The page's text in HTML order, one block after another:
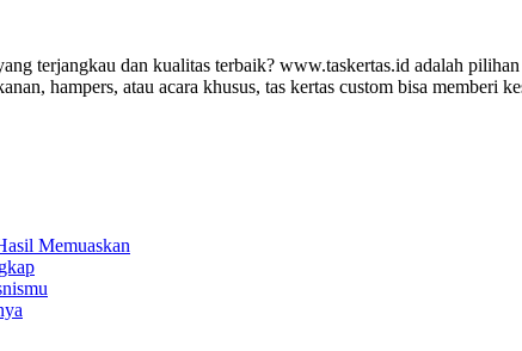
terjangkau dan kualitas terbaik? www.taskertas.id adalah
hampers, atau acara khusus, tas kertas custom bisa memberi
Memuaskan